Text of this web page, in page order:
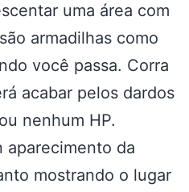
uma área com
armadilhas como
você passa. Corra
acabar pelos dardos
nenhum HP.
aparecimento da
mostrando o lugar